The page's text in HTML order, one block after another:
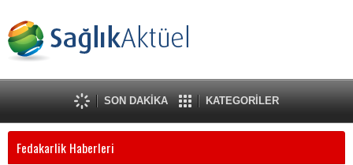
SON DAKİKA KATEGORİLER
Fedakarlik Haberleri